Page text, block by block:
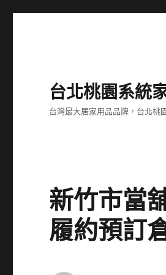
台北桃園系統
台灣最大居家用品品牌，台北桃
新竹市當
履約預訂